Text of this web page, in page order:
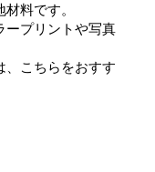
料です。
ープリントや写真
、こちらをおすす